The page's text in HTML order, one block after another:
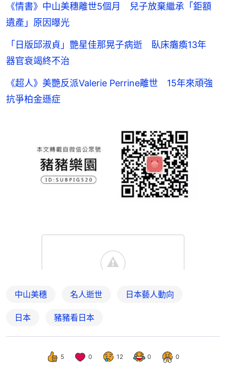
《情書》中山美穗離世5個月 兒子放棄繼承「鉅額
遺產」原因曝光
「日版邱淑貞」艷星佳那晃子病逝 臥床癱瘓13年
器官衰竭終不治
《超人》美艷反派Valerie Perrine離世 15年來頑強
抗爭柏金遜症
中山美穗 名人逝世 日本藝人動向
日本 豬豬看日本
5 0 12 0 0